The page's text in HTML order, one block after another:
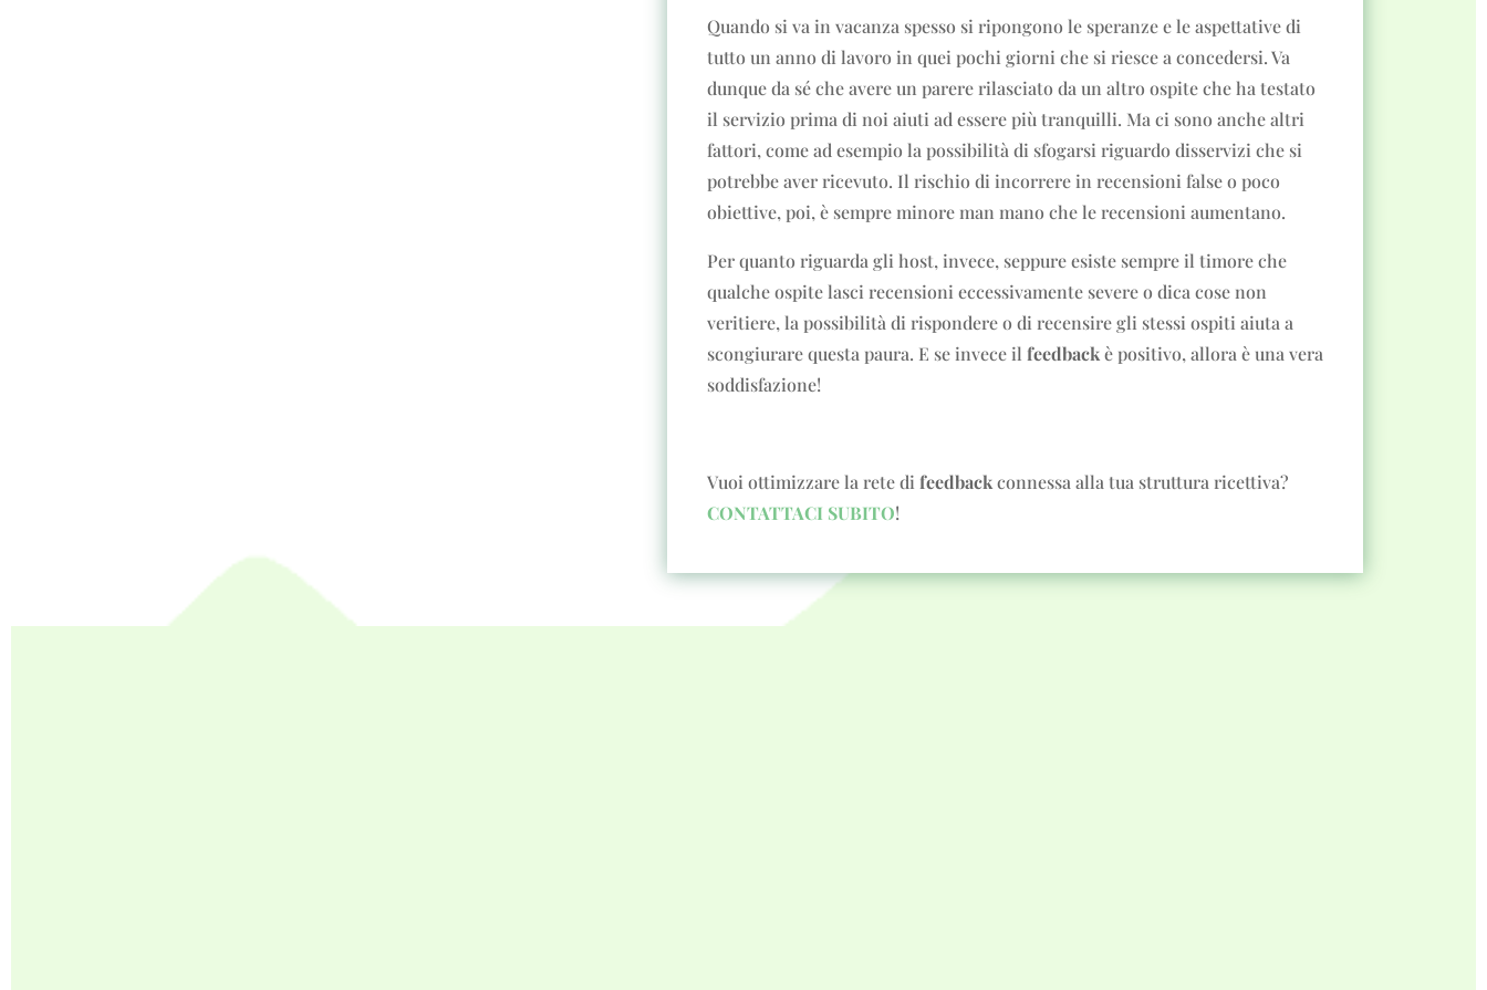
Quando si va in vacanza spesso si ripongono le speranze e le aspettative di
tutto un anno di lavoro in quei pochi giorni che si riesce a concedersi. Va
dunque da sé che avere un parere rilasciato da un altro ospite che ha testato
il servizio prima di noi aiuti ad essere più tranquilli. Ma ci sono anche altri
fattori, come ad esempio la possibilità di sfogarsi riguardo disservizi che si
potrebbe aver ricevuto. Il rischio di incorrere in recensioni false o poco
obiettive, poi, è sempre minore man mano che le recensioni aumentano.
Per quanto riguarda gli host, invece, seppure esiste sempre il timore che
qualche ospite lasci recensioni eccessivamente severe o dica cose non
veritiere, la possibilità di rispondere o di recensire gli stessi ospiti aiuta a
scongiurare questa paura. E se invece il feedbackè positivo, allora è una vera
soddisfazione!
Vuoi ottimizzare la rete di feedbackconnessa alla tua struttura ricettiva?
CONTATTACI SUBITO!